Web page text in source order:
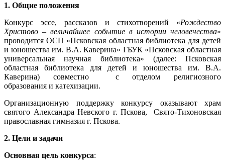
1. Общие положения
Конкурс эссе, рассказов и стихотворений «Рождество
Христово – величайшее событие в истории человечества»
проводится ОСП «Псковская областная библиотека для детей
и юношества им. В.А. Каверина» ГБУК «Псковская областная
универсальная научная библиотека» (далее: Псковская
областная библиотека для детей и юношества им. В.А.
Каверина) совместно с отделом религиозного
образования и катехизации.
Организационную поддержку конкурсу оказывают храм
святого Александра Невского г. Пскова, Свято-Тихоновская
православная гимназия г. Пскова.
2. Цели и задачи
Основная цель конкурса: